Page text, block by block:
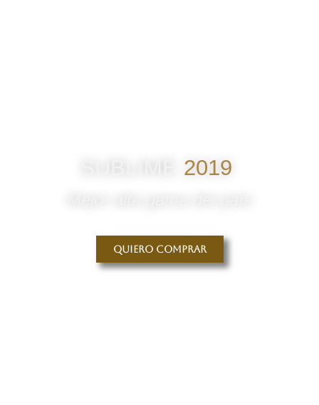
2019
Quiero comprar